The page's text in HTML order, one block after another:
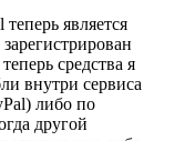
является
средства я
внутри сервиса
либо по
другой